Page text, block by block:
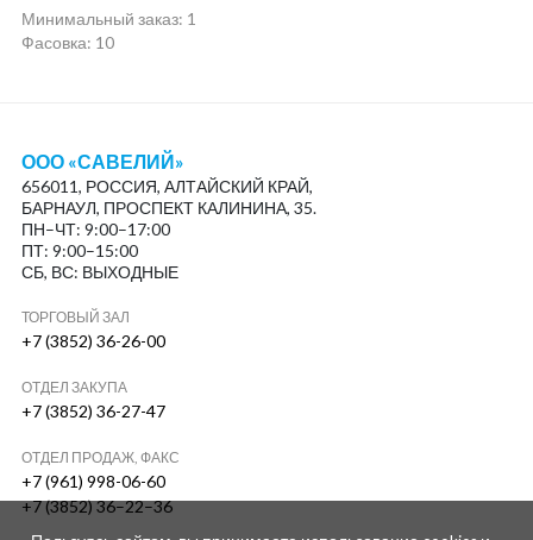
Минимальный заказ: 1
Фасовка: 10
ООО «САВЕЛИЙ»
656011, РОССИЯ, АЛТАЙСКИЙ КРАЙ,
БАРНАУЛ, ПРОСПЕКТ КАЛИНИНА, 35.
ПН–ЧТ: 9:00–17:00
ПТ: 9:00–15:00
СБ, ВС: ВЫХОДНЫЕ
ТОРГОВЫЙ ЗАЛ
+7 (3852) 36-26-00
ОТДЕЛ ЗАКУПА
+7 (3852) 36-27-47
ОТДЕЛ ПРОДАЖ, ФАКС
+7 (961) 998-06-60
+7 (3852) 36–22–36